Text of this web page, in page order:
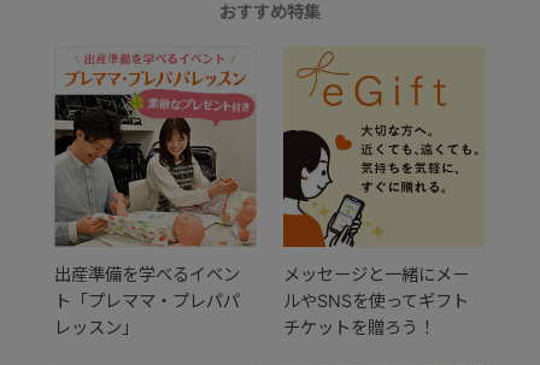
おすすめ特集
出産準備を学べるイベン
ト「プレママ・プレパパ
レッスン」
メッセージと一緒にメー
ルやSNSを使ってギフト
チケットを贈ろう！